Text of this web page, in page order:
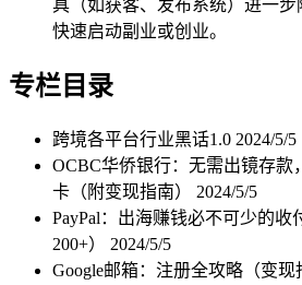
具（如获客、发布系统）进一
快速启动副业或创业。
专栏目录
跨境各平台行业黑话1.0 2024/5/5
OCBC华侨银行：无需出镜存款
卡（附变现指南） 2024/5/5
PayPal：出海赚钱必不可少的收
200+） 2024/5/5
Google邮箱：注册全攻略（变现